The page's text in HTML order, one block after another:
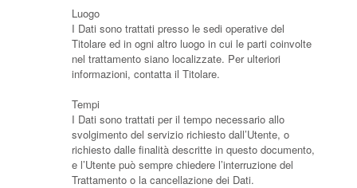
Luogo
I Dati sono trattati presso le sedi operative del
Titolare ed in ogni altro luogo in cui le parti coinvolte
nel trattamento siano localizzate. Per ulteriori
informazioni, contatta il Titolare.
Tempi
I Dati sono trattati per il tempo necessario allo
svolgimento del servizio richiesto dall’Utente, o
richiesto dalle finalità descritte in questo documento,
e l’Utente può sempre chiedere l’interruzione del
Trattamento o la cancellazione dei Dati.